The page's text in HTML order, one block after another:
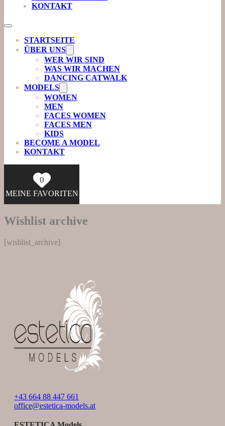
KONTAKT
STARTSEITE
ÜBER UNS
WER WIR SIND
WAS WIR MACHEN
DANCING CATWALK
MODELS
WOMEN
MEN
FACES WOMEN
FACES MEN
KIDS
BECOME A MODEL
KONTAKT
0
MEINE FAVORITEN
Wishlist archive
[wishlist_archive]
+43 664 88 447 661
office@estetica-models.at